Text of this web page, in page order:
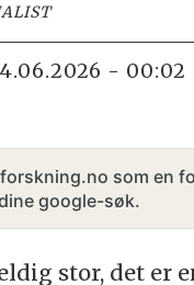
24.06.2026 - 00:02
som en
google-søk.
stor, det er